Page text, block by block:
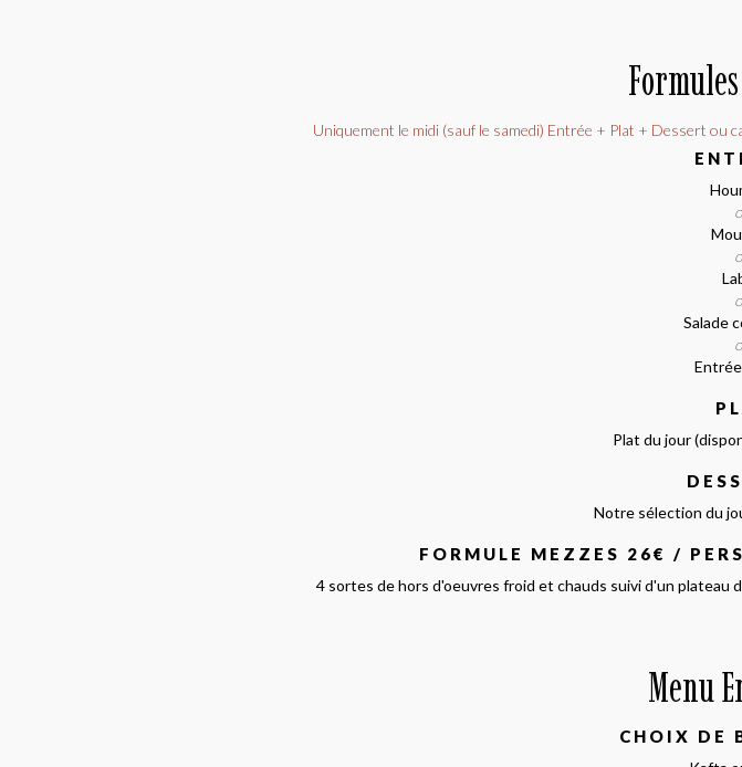
Uniquement le midi (sauf le samedi) Entrée + Plat + Dessert
Salade
Plat du jour
Notre sélection du
FORMULE MEZZES 26€ /
4 sortes de hors d'oeuvres froid et chauds suivi d'un plateau
Menu
CHOIX DE